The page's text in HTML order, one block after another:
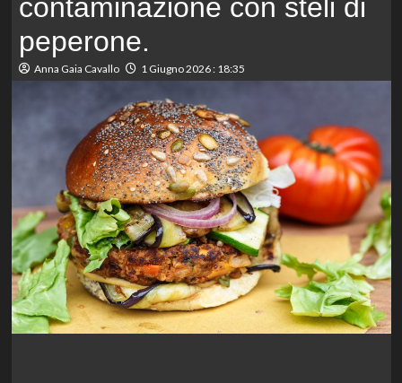
contaminazione con steli di
peperone.
Anna Gaia Cavallo 1 Giugno 2026 : 18:35